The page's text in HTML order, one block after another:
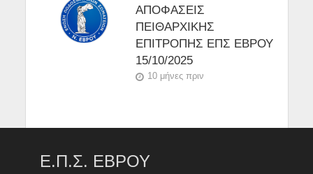
ΑΠΟΦΑΣΕΙΣ
ΠΕΙΘΑΡΧΙΚΗΣ
ΕΠΙΤΡΟΠΗΣ ΕΠΣ ΕΒΡΟΥ
15/10/2025
10 μήνες πριν
Ε.Π.Σ. ΕΒΡΟΥ